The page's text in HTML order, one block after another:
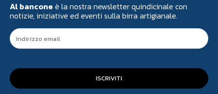
Al bancone è la nostra newsletter quindicinale con
notizie, iniziative ed eventi sulla birra artigianale.
ISCRIVITI